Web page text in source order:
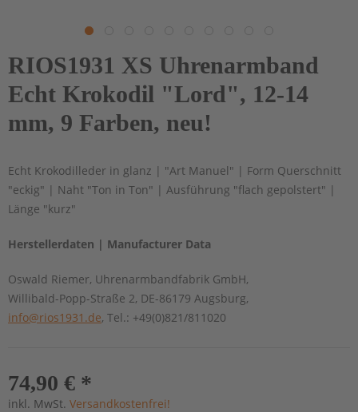
RIOS1931 XS Uhrenarmband
Echt Krokodil "Lord", 12-14
mm, 9 Farben, neu!
Echt Krokodilleder in glanz | "Art Manuel" | Form Querschnitt
"eckig" | Naht "Ton in Ton" | Ausführung "flach gepolstert" |
Länge "kurz"
Herstellerdaten | Manufacturer Data
Oswald Riemer, Uhrenarmbandfabrik GmbH,
Willibald-Popp-Straße 2, DE-86179 Augsburg,
info@rios1931.de, Tel.: +49(0)821/811020
74,90 € *
inkl. MwSt. Versandkostenfrei!